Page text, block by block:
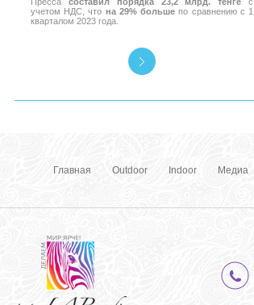
учетом НДС, что на 29% больше по сравнению с 1
кварталом 2023 года.
Главная Outdoor Indoor Медиа